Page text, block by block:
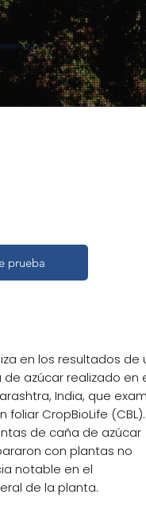
en los resultados de
azúcar realizado en
India, que
CropBioLife
de caña de azúcar
con plantas no
notable en el
de la planta.
prueba